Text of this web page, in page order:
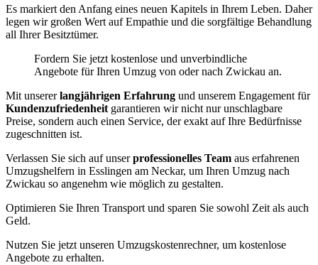
Es markiert den Anfang eines neuen Kapitels in Ihrem Leben. Daher
legen wir großen Wert auf Empathie und die sorgfältige Behandlung
all Ihrer Besitztümer.
Fordern Sie jetzt kostenlose und unverbindliche
Angebote für Ihren Umzug von oder nach Zwickau an.
Mit unsererlangjährigen Erfahrung und unserem Engagement für
Kundenzufriedenheit garantieren wir nicht nur unschlagbare
Preise, sondern auch einen Service, der exakt auf Ihre Bedürfnisse
zugeschnitten ist.
Verlassen Sie sich auf unserprofessionelles Team aus erfahrenen
Umzugshelfern in Esslingen am Neckar, um Ihren Umzug nach
Zwickau so angenehm wie möglich zu gestalten.
Optimieren Sie Ihren Transport und sparen Sie sowohl Zeit als auch
Geld.
Nutzen Sie jetzt unseren Umzugskostenrechner, um kostenlose
Angebote zu erhalten.